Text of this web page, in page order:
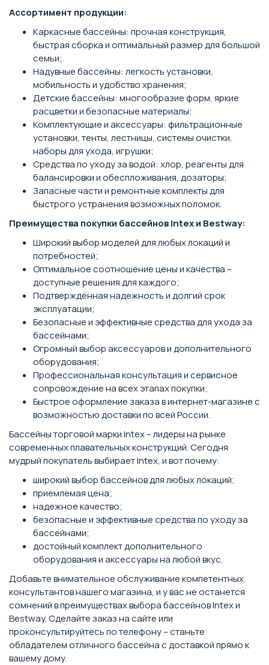
Ассортимент продукции:
Каркасные бассейны: прочная конструкция,
быстрая сборка и оптимальный размер для большой
семьи;
Надувные бассейны: легкость установки,
мобильность и удобство хранения;
Детские бассейны: многообразие форм, яркие
расцветки и безопасные материалы;
Комплектующие и аксессуары: фильтрационные
установки, тенты, лестницы, системы очистки,
наборы для ухода, игрушки;
Средства по уходу за водой: хлор, реагенты для
балансировки и обеспложивания, дозаторы;
Запасные части и ремонтные комплекты для
быстрого устранения возможных поломок.
Преимущества покупки бассейнов Intex и Bestway:
Широкий выбор моделей для любых локаций и
потребностей;
Оптимальное соотношение цены и качества –
доступные решения для каждого;
Подтверждённая надежность и долгий срок
эксплуатации;
Безопасные и эффективные средства для ухода за
бассейнами;
Огромный выбор аксессуаров и дополнительного
оборудования;
Профессиональная консультация и сервисное
сопровождение на всех этапах покупки;
Быстрое оформление заказа в интернет-магазине с
возможностью доставки по всей России.
Бассейны торговой марки Intex – лидеры на рынке
современных плавательных конструкций. Сегодня
мудрый покупатель выбирает Intex, и вот почему:
широкий выбор бассейнов для любых локаций;
приемлемая цена;
надежное качество;
безопасные и эффективные средства по уходу за
бассейнами;
достойный комплект дополнительного
оборудования и аксессуары на любой вкус.
Добавьте внимательное обслуживание компетентных
консультантов нашего магазина, и у вас не останется
сомнений в преимуществах выбора бассейнов Intex и
Bestway. Сделайте заказ на сайте или
проконсультируйтесь по телефону – станьте
обладателем отличного бассейна с доставкой прямо к
вашему дому.